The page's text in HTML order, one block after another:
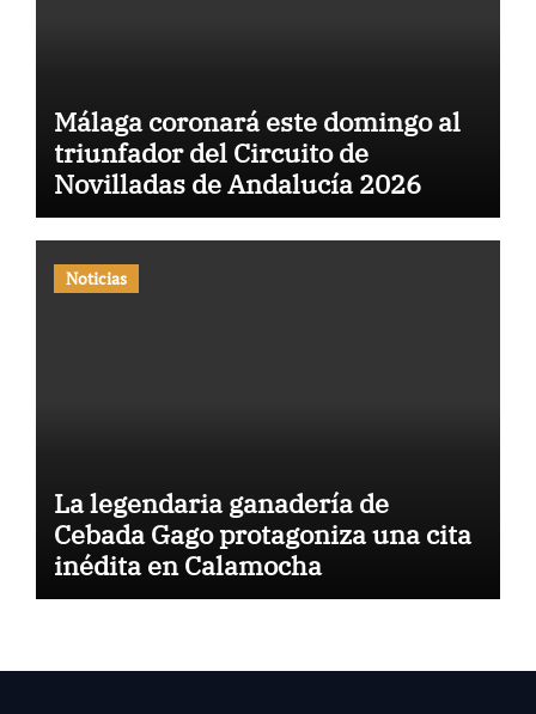
Málaga coronará este domingo al
triunfador del Circuito de
Novilladas de Andalucía 2026
Noticias
La legendaria ganadería de
Cebada Gago protagoniza una cita
inédita en Calamocha